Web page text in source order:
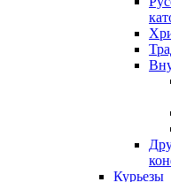
Курьезы